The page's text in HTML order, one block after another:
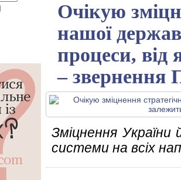
Очікую
нашої
процеси, від
– звернення
Зміцнення України
системи на всіх